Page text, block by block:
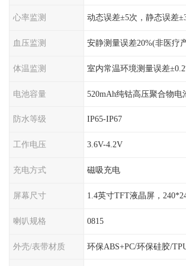
心率监测 动态误差±5次，静态误差
血压监测 安静测量误差20%(非医疗
体温监测 室内常温环境测量误差
电池容量 520mAh纯钴高压聚合物电
防水等级 IP65-IP67
工作电压 3.6V-4.2V
充电方式 磁吸充电
屏幕尺寸 1.4英寸TFT液晶屏，
喇叭规格 0815
外壳/表带材质 环保ABS+PC/环保硅胶/